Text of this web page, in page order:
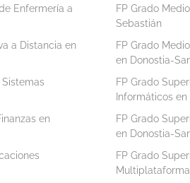
Enfermería a
FP Grado
Sebastián
a Distancia en
FP Grado
en Donostia-
FP Grado
Informáticos
en
FP Grado
en Donostia-
FP Grado